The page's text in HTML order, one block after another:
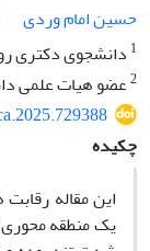
حسین امام وردی
1 دانشجوی دکتری
2عضو هیات علمی
چکیده
این مقاله
یک منطقه محوری